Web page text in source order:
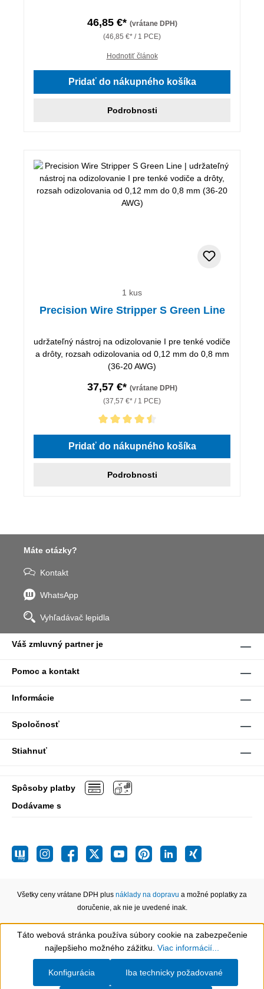
46,85 €* (vrátane DPH)
(46,85 €* / 1 PCE)
Hodnotiť článok
Pridať do nákupného košíka
Podrobnosti
1 kus
Precision Wire Stripper S Green Line
udržateľný nástroj na odizolovanie I pre tenké vodiče
a drôty, rozsah odizolovania od 0,12 mm do 0,8 mm
(36-20 AWG)
37,57 €* (vrátane DPH)
(37,57 €* / 1 PCE)
Priemerné hodnotenie 4.5 z 5 hviezdičiek
Pridať do nákupného košíka
Podrobnosti
Máte otázky?
Kontakt
WhatsApp
Vyhľadávač lepidla
Váš zmluvný partner je
Pomoc a kontakt
Informácie
Spoločnosť
Stiahnuť
Spôsoby platby
Dodávame s
Všetky ceny vrátane DPH plus náklady na dopravu a možné poplatky za
doručenie, ak nie je uvedené inak.
Show toolbar
Táto webová stránka používa súbory cookie na zabezpečenie
najlepšieho možného zážitku. Viac informácií...
Iba technicky požadované
Konfigurácia